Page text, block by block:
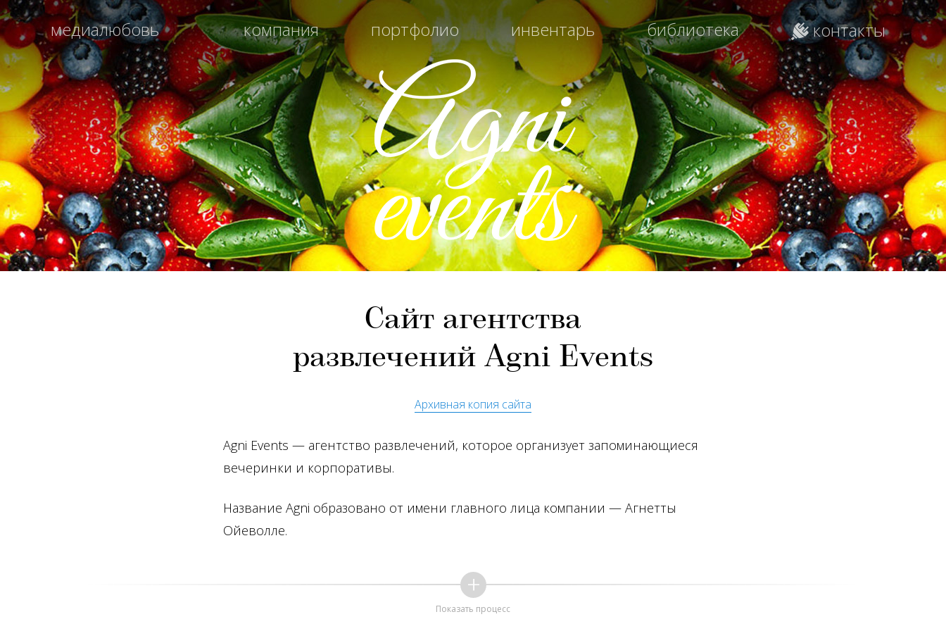
медиалюбовь компания портфолио инвентарь библиотека контакты
Сайт агентства
развлечений Agni Events
Архивная копия сайта
Agni Events — агентство развлечений, которое организует запоминающиеся
вечеринки и корпоративы.
Название Agni образовано от имени главного лица компании — Агнетты
Ойеволле.
Показать процесс